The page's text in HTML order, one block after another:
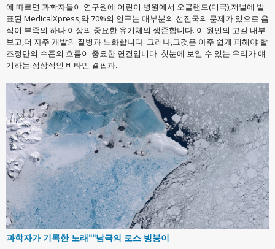
에 따르면 과학자들이 연구원에 어린이 병원에서 오클랜드(미국),저널에 발
표된 MedicalXpress,약 70%의 인구는 대부분의 선진국의 문제가 있으로 음
식이 부족의 하나 이상의 중요한 유기체의 생존합니다. 이 원인의 고갈 내부
보고,더 자주 개발의 질병과 노화합니다. 그러나,그것은 아주 쉽게 피해야 할
조정만의 수준의 흐름이 중요한 연결입니다. 첫눈에 보일 수 있는 우리가 얘
기하는 정상적인 비타민 결핍과...
과학자가 기록한 노래""남극의 로스 빙붕이